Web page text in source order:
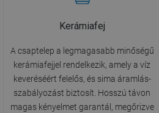
Kerámiafej
A csaptelep a legmagasabb minőségű
kerámiafejjel rendelkezik, amely a víz
keveréséért felelős, és sima áramlás-
szabályozást biztosít. Hosszú távon
magas kényelmet garantál, megőrizve